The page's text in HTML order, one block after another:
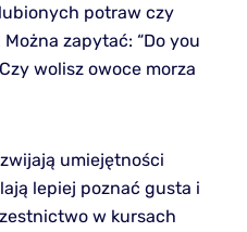
potraw czy
zapytać: “Do you
wolisz owoce morza
umiejętności
lepiej poznać gusta i
w kursach